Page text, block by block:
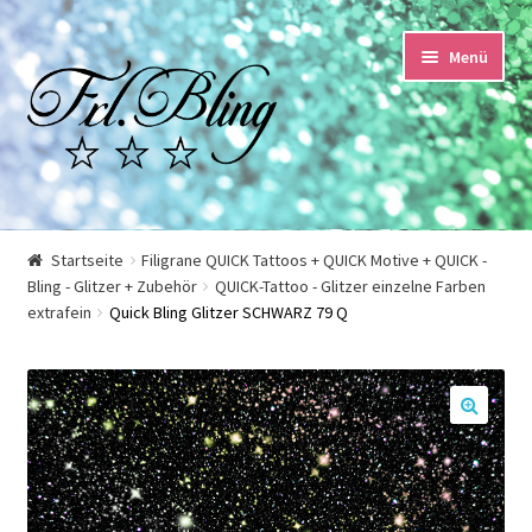
Zur
Navigation
springen
Springe
zum
Inhalt
Menü
Start
AGB und Kundeninformationen
Echtheit von Bewertungen
Impressum
Startseite
Filigrane QUICK Tattoos + QUICK Motive + QUICK -
Bling - Glitzer + Zubehör
QUICK-Tattoo - Glitzer einzelne Farben
extrafein
Quick Bling Glitzer SCHWARZ 79 Q
🔍